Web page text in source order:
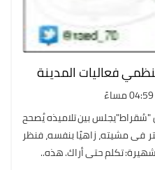
فعاليات المدينة
"سُقراط"يجلس بين تلاميذه يُصحح
فى مشيته، زاهيًا بنفسه، فنظر
تكلم حتى أراك. هذه..